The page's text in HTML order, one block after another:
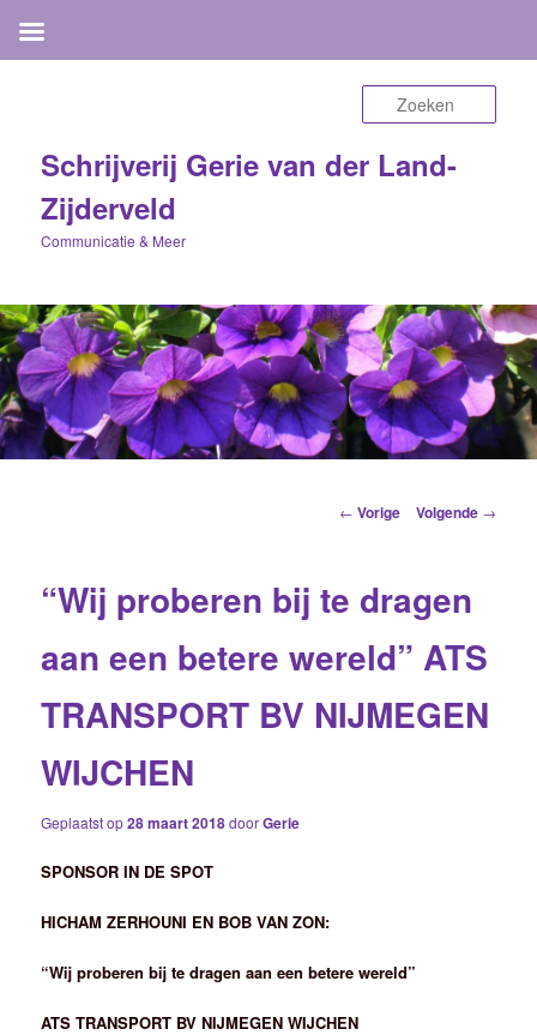
Schrijverij Gerie van der Land-
Zijderveld
Communicatie & Meer
Berichtnavigatie
← Vorige Volgende →
“Wij proberen bij te dragen
aan een betere wereld” ATS
TRANSPORT BV NIJMEGEN
WIJCHEN
Geplaatst op28 maart 2018doorGerie
SPONSOR IN DE SPOT
HICHAM ZERHOUNI EN BOB VAN ZON:
“Wij proberen bij te dragen aan een betere wereld”
ATS TRANSPORT BV NIJMEGEN WIJCHEN